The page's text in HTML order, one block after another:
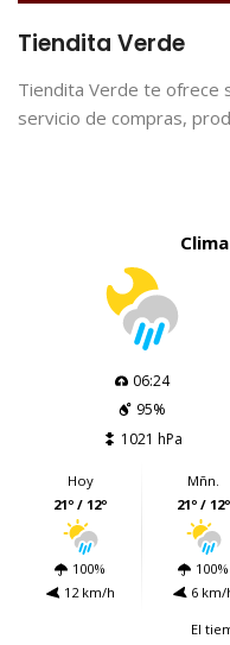
Tiendita Verde
Tiendita Verde te ofrece
servicio de compras,
06:24
95%
1021 hPa
Hoy
21º / 12º
100%
12 km/h
Mñn.
21º / 12º
100%
6 km/
El